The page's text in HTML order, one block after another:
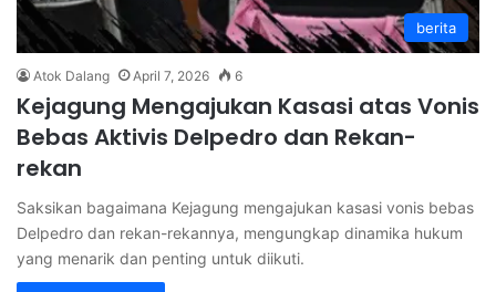
berita
Atok Dalang April 7, 2026 6
Kejagung Mengajukan Kasasi atas Vonis
Bebas Aktivis Delpedro dan Rekan-
rekan
Saksikan bagaimana Kejagung mengajukan kasasi vonis bebas
Delpedro dan rekan-rekannya, mengungkap dinamika hukum
yang menarik dan penting untuk diikuti.